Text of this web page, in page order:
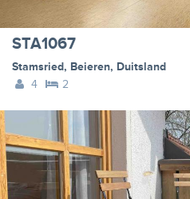
STA1067
Stamsried, Beieren, Duitsland
4
2